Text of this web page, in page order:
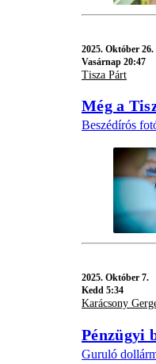
2025. Október 26.
Vasárnap 20:47
Tisza Párt
Még a
Beszédírós
2025. Október 7.
Kedd 5:34
Karácsony
Pénzügyi
Guruló